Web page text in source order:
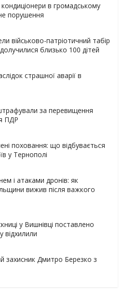
в громадському
порушення
військово-патріотичний табір
близько 100 дітей
страшної аварії в
за перевищення
ПДР
поховання: що відбувається
у Тернополі
і атаками дронів: як
вижив після важкого
у Вишнівці поставлено
відхилили
захисник Дмитро Березко з